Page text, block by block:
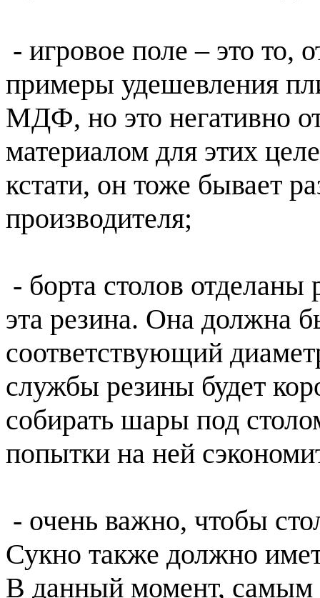
- игровое поле – это то,
примеры удешевления
МДФ, но это негативно
материалом для этих
кстати, он тоже бывает
производителя;
- борта столов отделаны
эта резина. Она должна
соответствующий
службы резины будет
собирать шары под
попытки на ней
- очень важно, чтобы
Сукно также должно
В данный момент, самым